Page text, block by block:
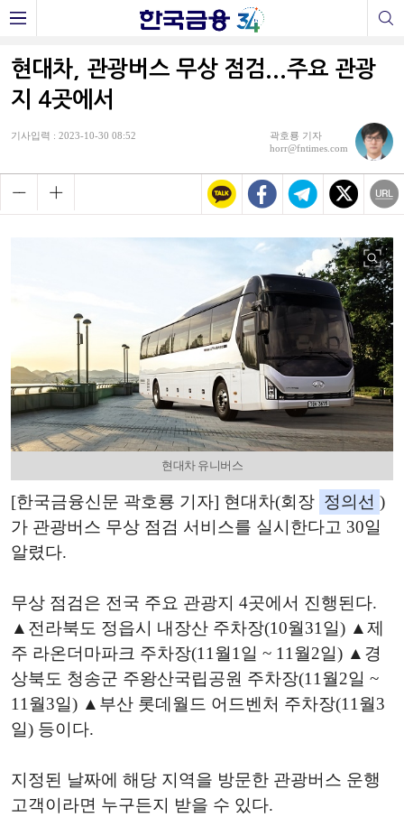
현대차, 관광버스 무상 점검...주요 관광
지 4곳에서
기사입력 : 2023-10-30 08:52
곽호룡 기자
horr@fntimes.com
현대차 유니버스
[한국금융신문 곽호룡 기자] 현대차(회장 정의선 )
가 관광버스 무상 점검 서비스를 실시한다고 30일
알렸다.
무상 점검은 전국 주요 관광지 4곳에서 진행된다.
▲전라북도 정읍시 내장산 주차장(10월31일) ▲제
주 라온더마파크 주차장(11월1일 ~ 11월2일) ▲경
상북도 청송군 주왕산국립공원 주차장(11월2일 ~
11월3일) ▲부산 롯데월드 어드벤처 주차장(11월3
일) 등이다.
지정된 날짜에 해당 지역을 방문한 관광버스 운행
고객이라면 누구든지 받을 수 있다.